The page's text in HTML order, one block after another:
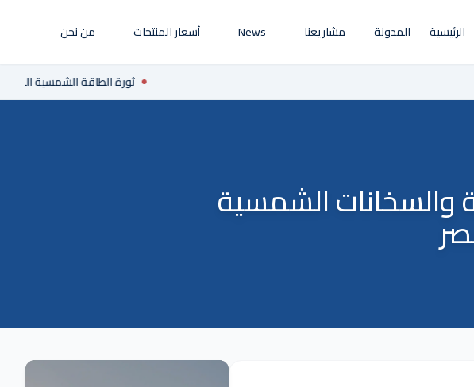
الرئيسية المدونة مشاريعنا News أسعار المنتجات من نحن
ثورة الطاقة الشمسية
والسخانات الشمسية